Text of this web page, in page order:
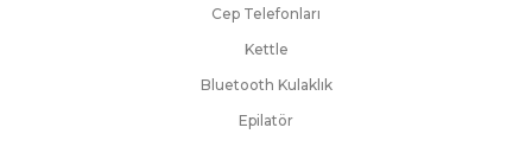
Cep Telefonları
Kettle
Bluetooth Kulaklık
Epilatör